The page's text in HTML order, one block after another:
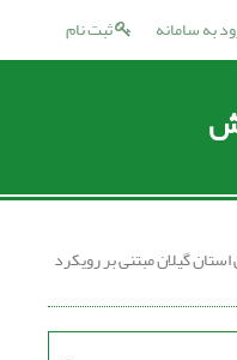
ثبت نام به سامانه
گیلان مبتنی بر رویکرد